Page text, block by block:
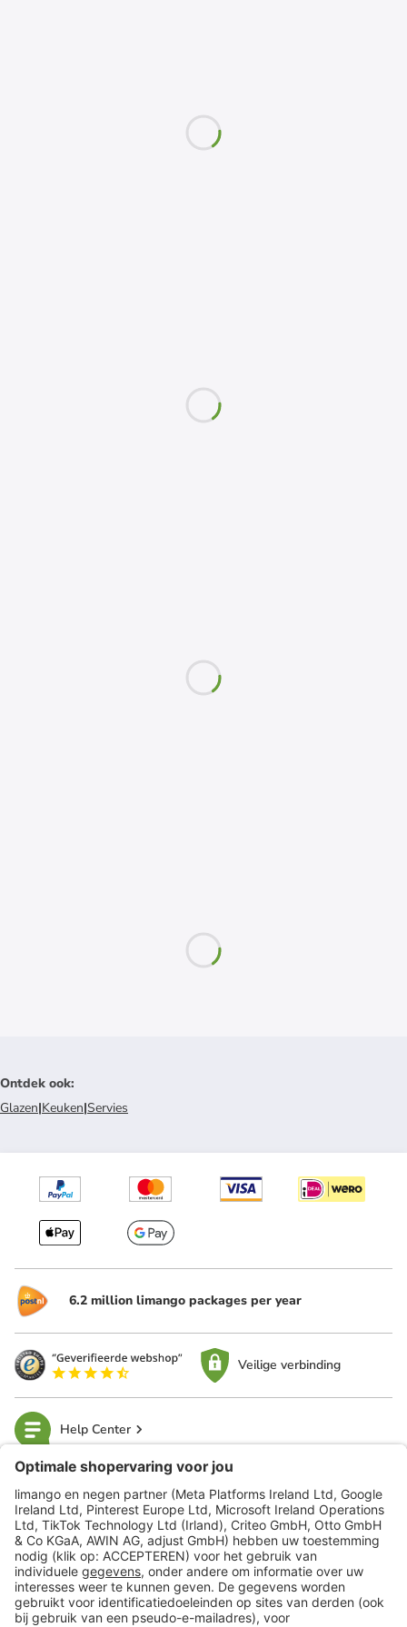
Ontdek ook:
Glazen|Keuken|Servies
6.2 million limango packages per year
Veilige verbinding
Help Center
limango
Veilig winkelen
Klantenservice
Shop